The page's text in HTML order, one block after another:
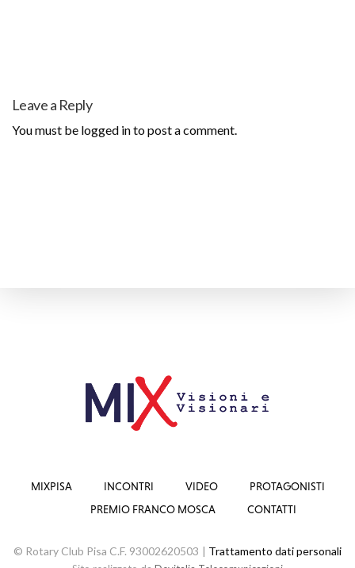
Leave a Reply
You must be logged into post a comment.
MIXPISA INCONTRI VIDEO
PROTAGONISTI
PREMIO FRANCO MOSCA
CONTATTI
© Rotary Club Pisa C.F. 93002620503 | Trattamento dati personali